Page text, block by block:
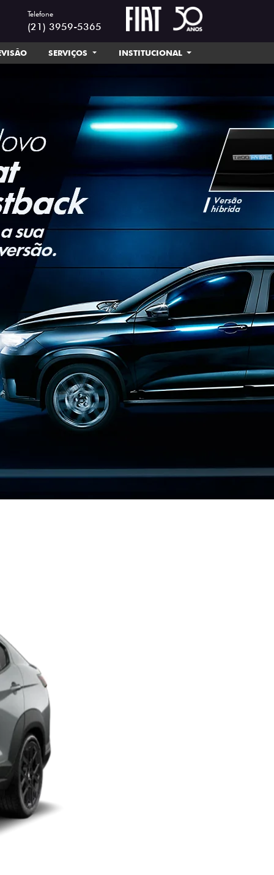
Telefone
(21) 3959-5365
SERVIÇOS INSTITUCIONAL